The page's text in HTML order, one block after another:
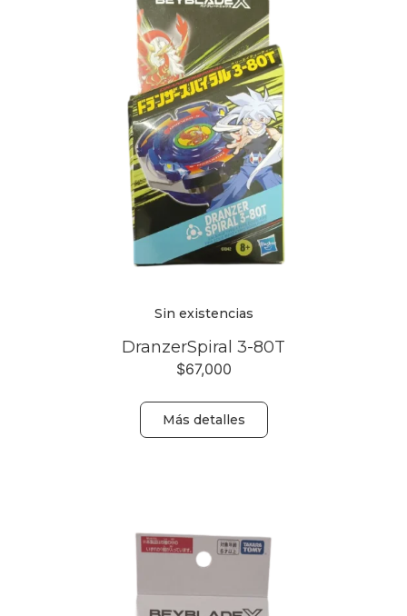
Sin existencias
DranzerSpiral 3-80T
$67,000
Más detalles